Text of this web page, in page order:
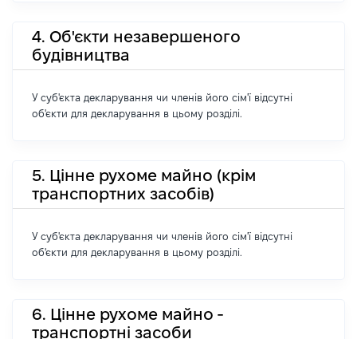
4. Об'єкти незавершеного
будівництва
У суб'єкта декларування чи членів його сім'ї відсутні
об'єкти для декларування в цьому розділі.
5. Цінне рухоме майно (крім
транспортних засобів)
У суб'єкта декларування чи членів його сім'ї відсутні
об'єкти для декларування в цьому розділі.
6. Цінне рухоме майно -
транспортні засоби